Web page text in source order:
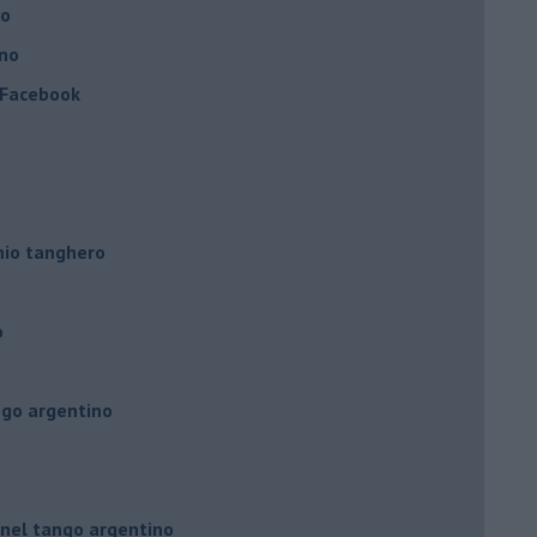
tanghero
argentino
tango argentino